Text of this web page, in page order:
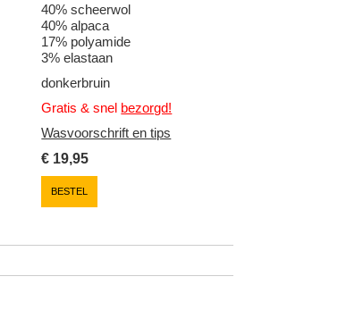
40% scheerwol
40% alpaca
17% polyamide
3% elastaan
donkerbruin
Gratis & snel bezorgd!
Wasvoorschrift en tips
€ 19,95
BESTEL